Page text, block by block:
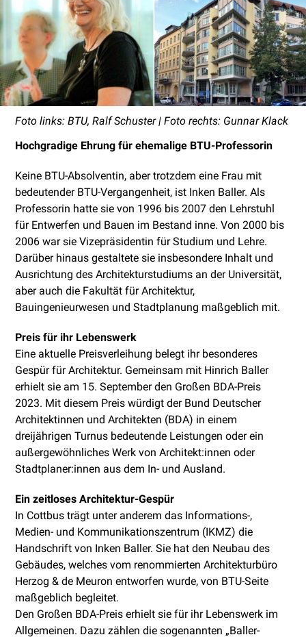
Foto links: BTU, Ralf Schuster | Foto rechts: Gunnar Klack
Hochgradige Ehrung für ehemalige BTU-Professorin
Keine BTU-Absolventin, aber trotzdem eine Frau mit
bedeutender BTU-Vergangenheit, ist Inken Baller. Als
Professorin hatte sie von 1996 bis 2007 den Lehrstuhl
für Entwerfen und Bauen im Bestand inne. Von 2000 bis
2006 war sie Vizepräsidentin für Studium und Lehre.
Darüber hinaus gestaltete sie insbesondere Inhalt und
Ausrichtung des Architekturstudiums an der Universität,
aber auch die Fakultät für Architektur,
Bauingenieurwesen und Stadtplanung maßgeblich mit.
Preis für ihr Lebenswerk
Eine aktuelle Preisverleihung belegt ihr besonderes
Gespür für Architektur. Gemeinsam mit Hinrich Baller
erhielt sie am 15. September den Großen BDA-Preis
2023. Mit diesem Preis würdigt der Bund Deutscher
Architektinnen und Architekten (BDA) in einem
dreijährigen Turnus bedeutende Leistungen oder ein
außergewöhnliches Werk von Architekt:innen oder
Stadtplaner:innen aus dem In- und Ausland.
Ein zeitloses Architektur-Gespür
In Cottbus trägt unter anderem das Informations-,
Medien- und Kommunikationszentrum (IKMZ) die
Handschrift von Inken Baller. Sie hat den Neubau des
Gebäudes, welches vom renommierten Architekturbüro
Herzog & de Meuron entworfen wurde, von BTU-Seite
maßgeblich begleitet.
Den Großen BDA-Preis erhielt sie für ihr Lebenswerk im
Allgemeinen. Dazu zählen die sogenannten „Baller-